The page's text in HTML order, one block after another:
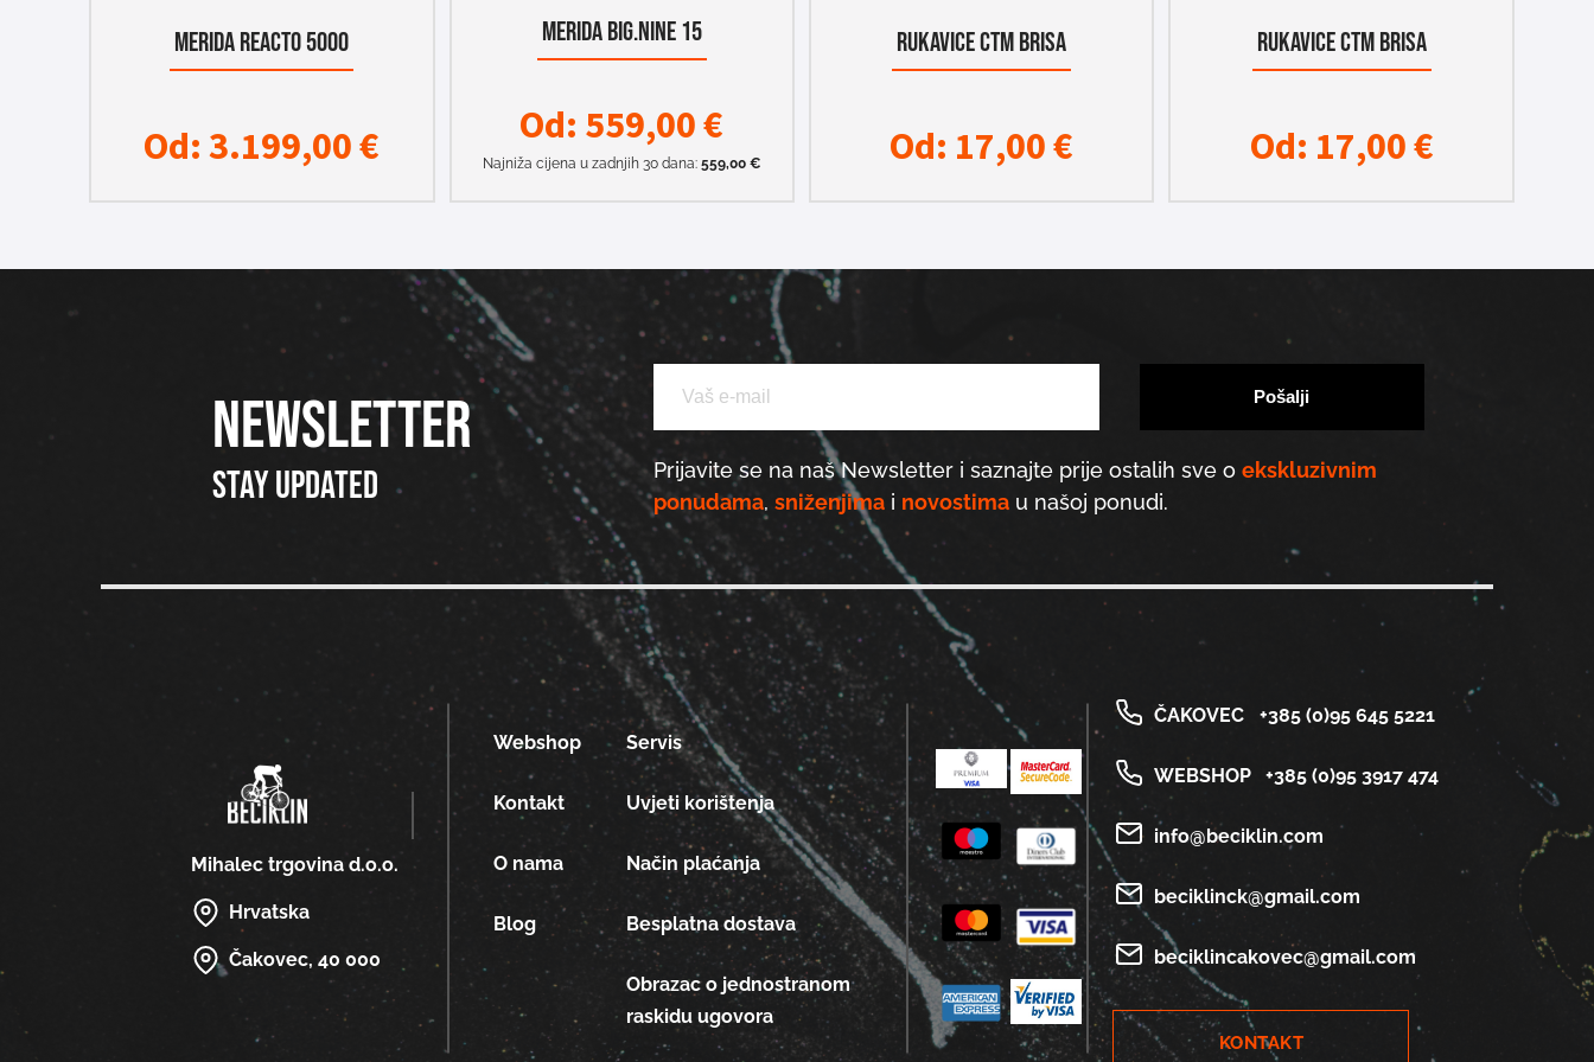
MERIDA REACTO 5000
Od:3.199,00€
MERIDA BIG.NINE 15
Od:559,00€
Najniža cijena u zadnjih 30 dana: 559,00 €
RUKAVICE CTM BRISA
Od: 17,00€
RUKAVICE CTM BRISA
Od: 17,00€
NEWSLETTER
Stay updated Prijavite se na naš Newsletter i saznajte prije ostalih sve o ekskluzivnim
ponudama, sniženjimai novostimau našoj ponudi.
Mihalec trgovina d.o.o.
Hrvatska
Čakovec, 40 000
Webshop
Kontakt
O nama
Blog
Servis
Uvjeti korištenja
Način plaćanja
Besplatna dostava
Obrazac o jednostranom
raskidu ugovora
ČAKOVEC +385 (0)95 645 5221
WEBSHOP +385 (0)95 3917 474
info@beciklin.com
beciklinck@gmail.com
beciklincakovec@gmail.com
KONTAKT